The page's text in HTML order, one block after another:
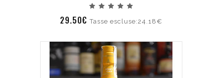
29.50€Tasse escluse:24.18€